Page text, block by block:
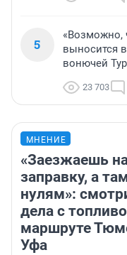
5
«Возможно,
выносится
вонючей
23 703
МНЕНИЕ
«Заезжаешь
заправку, а
нулям»:
дела с
маршруте
Уфа